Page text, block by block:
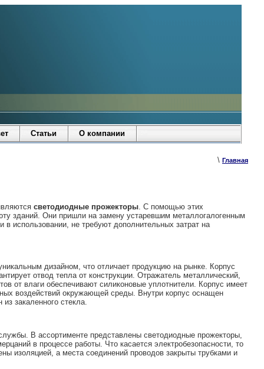
Статьи О компании
\ Главная
светодиодные прожекторы. С помощью этих
зданий. Они пришли на замену устаревшим металлогалогенным
использовании, не требуют дополнительных затрат на
дизайном, что отличает продукцию на рынке. Корпус
отвод тепла от конструкции. Отражатель металлический,
от влаги обеспечивают силиконовые уплотнители. Корпус имеет
воздействий окружающей среды. Внутри корпус оснащен
закаленного стекла.
В ассортименте представлены светодиодные прожекторы,
в процессе работы. Что касается электробезопасности, то
изоляцией, а места соединений проводов закрыты трубками и